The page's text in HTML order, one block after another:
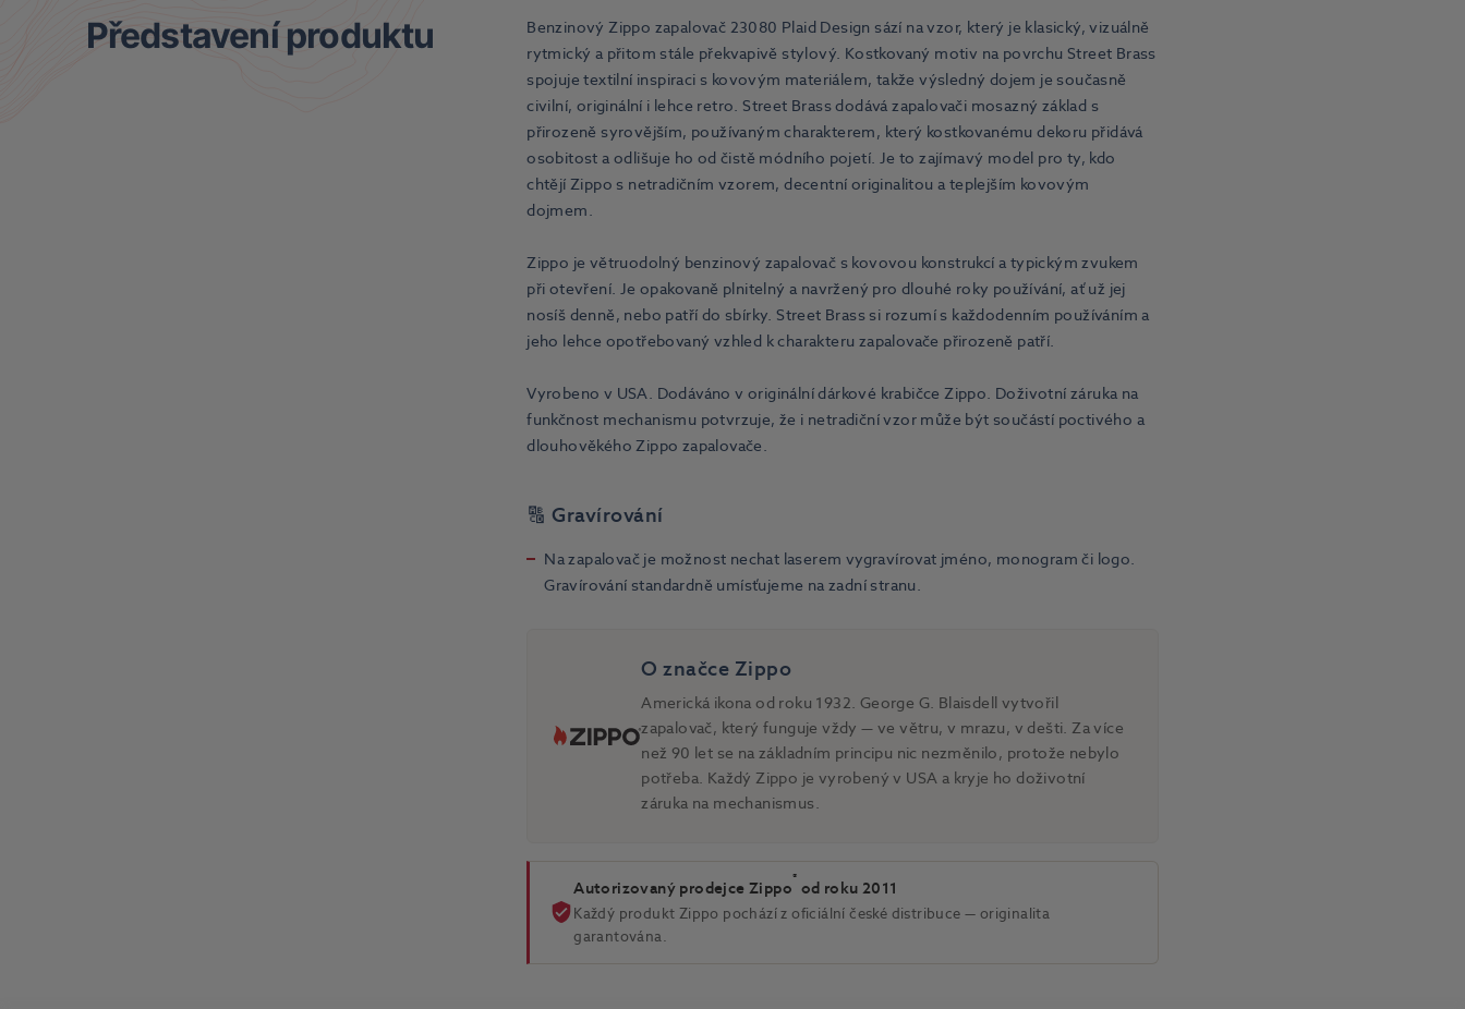
Představení produktu
Benzinový Zippo zapalovač 23080 Plaid Design sází na vzor, který je klasický, vizuálně
rytmický a přitom stále překvapivě stylový. Kostkovaný motiv na povrchu Street Brass
spojuje textilní inspiraci s kovovým materiálem, takže výsledný dojem je současně
civilní, originální i lehce retro. Street Brass dodává zapalovači mosazný základ s
přirozeně syrovějším, používaným charakterem, který kostkovanému dekoru přidává
osobitost a odlišuje ho od čistě módního pojetí. Je to zajímavý model pro ty, kdo
chtějí Zippo s netradičním vzorem, decentní originalitou a teplejším kovovým
dojmem.
Zippo je větruodolný benzinový zapalovač s kovovou konstrukcí a typickým zvukem
při otevření. Je opakovaně plnitelný a navržený pro dlouhé roky používání, ať už jej
nosíš denně, nebo patří do sbírky. Street Brass si rozumí s každodenním používáním a
jeho lehce opotřebovaný vzhled k charakteru zapalovače přirozeně patří.
Vyrobeno v USA. Dodáváno v originální dárkové krabičce Zippo. Doživotní záruka na
funkčnost mechanismu potvrzuje, že i netradiční vzor může být součástí poctivého a
dlouhověkého Zippo zapalovače.
🔠 Gravírování
Na zapalovač je možnost nechat laserem vygravírovat jméno, monogram či logo.
Gravírování standardně umísťujeme na zadní stranu.
O značce Zippo
Americká ikona od roku 1932. George G. Blaisdell vytvořil
zapalovač, který funguje vždy — ve větru, v mrazu, v dešti. Za více
než 90 let se na základním principu nic nezměnilo, protože nebylo
potřeba. Každý Zippo je vyrobený v USA a kryje ho doživotní
záruka na mechanismus.
Autorizovaný prodejce Zippo
®
od roku 2011
Každý produkt Zippo pochází z oficiální české distribuce — originalita
garantována.